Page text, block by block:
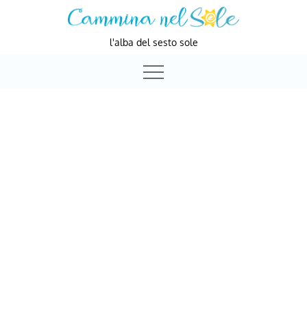
l'alba del sesto sole